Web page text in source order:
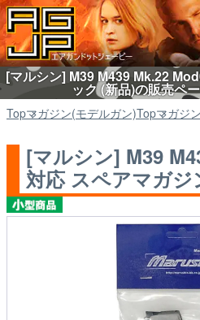
[マルシン] M39 M439 Mk.22
ック (新品)の販売ペ
Topマガジン(モデルガン)Topマガジ
[マルシン] M39
対応 スペアマガ